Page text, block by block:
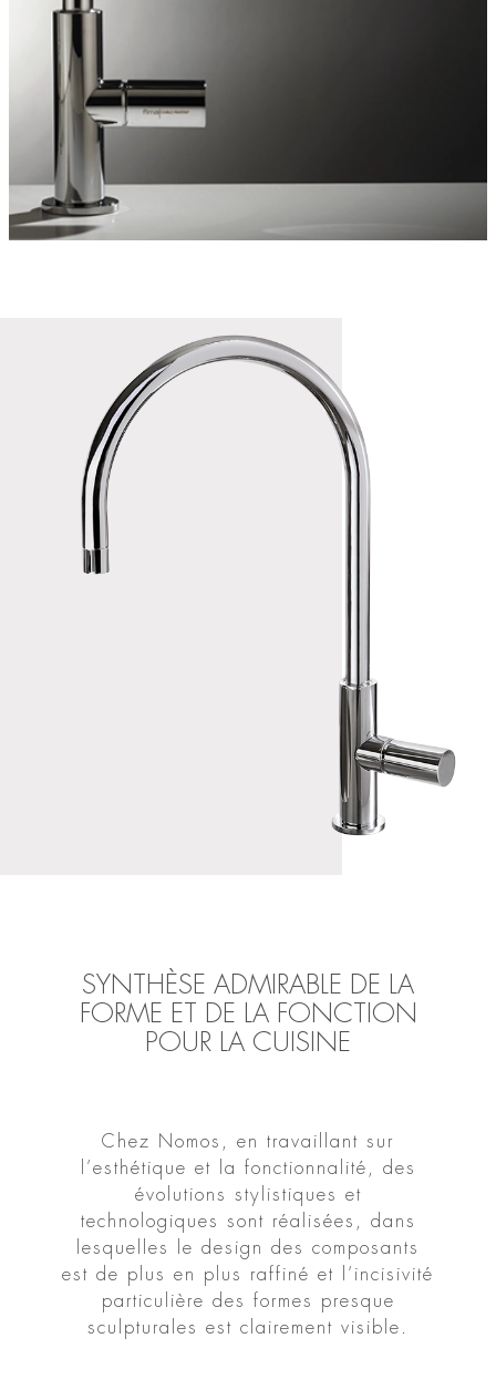
SYNTHÈSE ADMIRABLE DE LA
FORME ET DE LA FONCTION
POUR LA CUISINE
Chez Nomos, en travaillant sur
l’esthétique et la fonctionnalité, des
évolutions stylistiques et
technologiques sont réalisées, dans
lesquelles le design des composants
est de plus en plus raffiné et l’incisivité
particulière des formes presque
sculpturales est clairement visible.